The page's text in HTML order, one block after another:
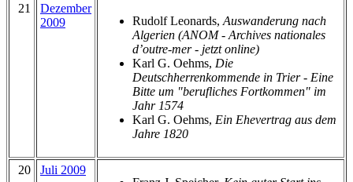
21
Dezember
2009
Rudolf Leonards, Auswanderung nach
Algerien (ANOM - Archives nationales
d’outre-mer - jetzt online)
Karl G. Oehms, Die
Deutschherrenkommende in Trier - Eine
Bitte um "berufliches Fortkommen" im
Jahr 1574
Karl G. Oehms, Ein Ehevertrag aus dem
Jahre 1820
20
Juli 2009